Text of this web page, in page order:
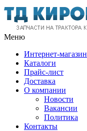
Меню
Интернет-магазин
Каталоги
Прайс-лист
Доставка
О компании
Новости
Вакансии
Политика
Контакты